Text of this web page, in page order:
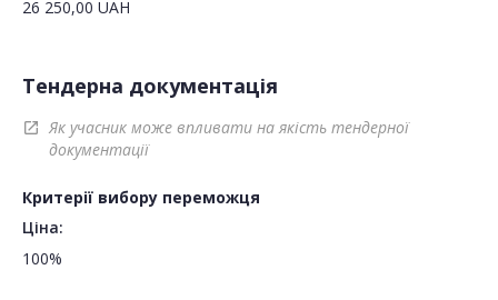
26 250,00 UAH
Тендерна документація
open_in_new
Як учасник може впливати на якість тендерної
документації
Критерії вибору переможця
Ціна:
100%